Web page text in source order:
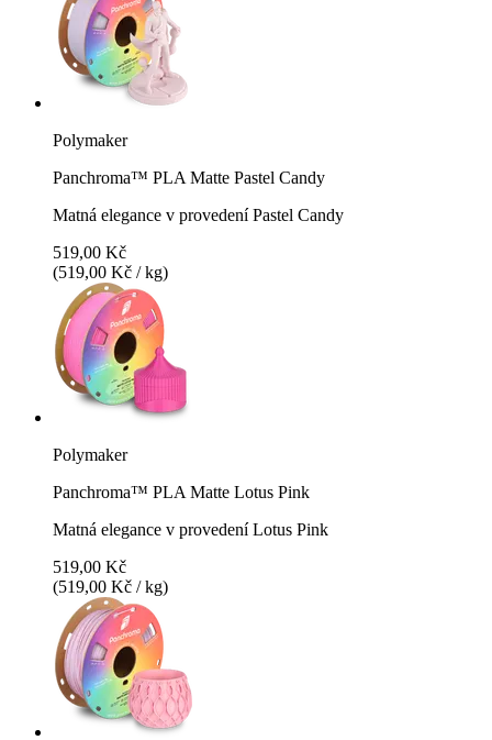
Polymaker
Panchroma™ PLA Matte Pastel Candy
Matná elegance v provedení Pastel Candy
519,00 Kč
(519,00 Kč / kg)
Polymaker
Panchroma™ PLA Matte Lotus Pink
Matná elegance v provedení Lotus Pink
519,00 Kč
(519,00 Kč / kg)